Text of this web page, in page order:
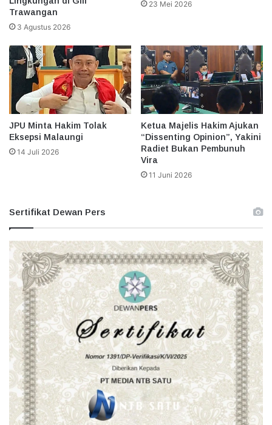
Trawangan
3 Agustus 2026
23 Mei 2026
JPU Minta Hakim Tolak
Eksepsi Malaungi
14 Juli 2026
Ketua Majelis Hakim Ajukan
“Dissenting Opinion”, Yakini
Radiet Bukan Pembunuh
Vira
11 Juni 2026
Sertifikat Dewan Pers